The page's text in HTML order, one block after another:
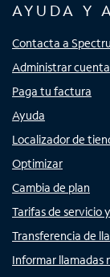
AYUDA Y
Contacta a
Administrar cuenta
Paga tu factura
Ayuda
Localizador de
Optimizar
Cambia de plan
Tarifas de servicio
Transferencia de
Informar llamadas